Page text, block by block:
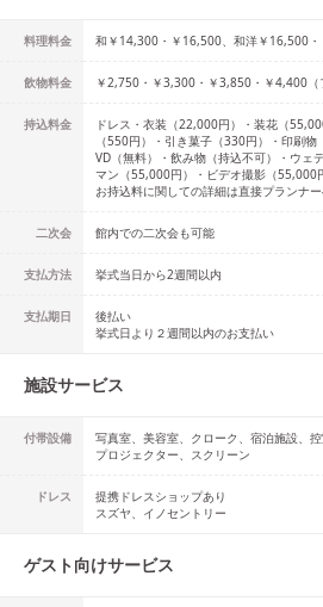
料理料金 和￥14,300・￥16,500、和洋￥16,500
飲物料金 ￥2,750・￥3,300・￥3,850・￥4,400（
持込料金
ドレス・衣装（22,000円）・装花（
（550円）・引き菓子（330円）・印刷
VD（無料）・飲み物（持込不可）・ウェ
マン（55,000円）・ビデオ撮影（55,000
お持込料に関しての詳細は直接プランナー
二次会 館内での二次会も可能
支払方法 挙式当日から2週間以内
支払期日
後払い
挙式日より２週間以内のお支払い
施設サービス
付帯設備
写真室、美容室、クローク、宿泊施設、
プロジェクター、スクリーン
ドレス 提携ドレスショップあり
スズヤ、イノセントリー
ゲスト向けサービス